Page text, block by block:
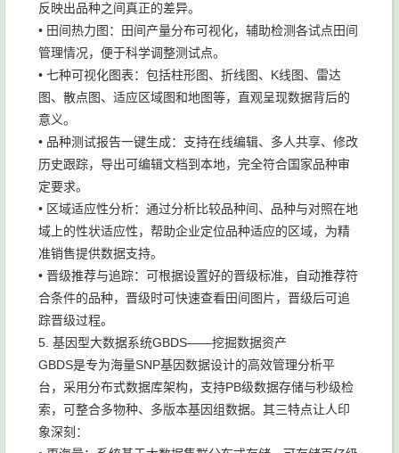
反映出品种之间真正的差异。
• 田间热力图：田间产量分布可视化，辅助检测各试点田间
管理情况，便于科学调整测试点。
• 七种可视化图表：包括柱形图、折线图、K线图、雷达
图、散点图、适应区域图和地图等，直观呈现数据背后的
意义。
• 品种测试报告一键生成：支持在线编辑、多人共享、修改
历史跟踪，导出可编辑文档到本地，完全符合国家品种审
定要求。
• 区域适应性分析：通过分析比较品种间、品种与对照在地
域上的性状适应性，帮助企业定位品种适应的区域，为精
准销售提供数据支持。
• 晋级推荐与追踪：可根据设置好的晋级标准，自动推荐符
合条件的品种，晋级时可快速查看田间图片，晋级后可追
踪晋级过程。
5. 基因型大数据系统GBDS——挖掘数据资产
GBDS是专为海量SNP基因数据设计的高效管理分析平
台，采用分布式数据库架构，支持PB级数据存储与秒级检
索，可整合多物种、多版本基因组数据。其三特点让人印
象深刻：